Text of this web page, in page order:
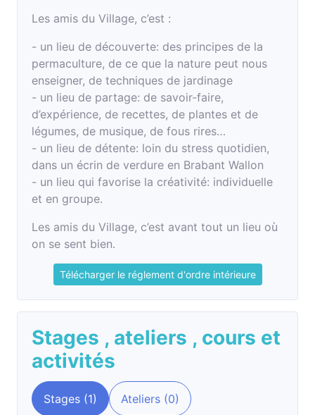
Les amis du Village, c’est :
- un lieu de découverte: des principes de la
permaculture, de ce que la nature peut nous
enseigner, de techniques de jardinage
- un lieu de partage: de savoir-faire,
d’expérience, de recettes, de plantes et de
légumes, de musique, de fous rires…
- un lieu de détente: loin du stress quotidien,
dans un écrin de verdure en Brabant Wallon
- un lieu qui favorise la créativité: individuelle
et en groupe.
Les amis du Village, c’est avant tout un lieu où
on se sent bien.
Télécharger le réglement d'ordre intérieure
Stages , ateliers , cours et
activités
Stages (1) Ateliers (0)